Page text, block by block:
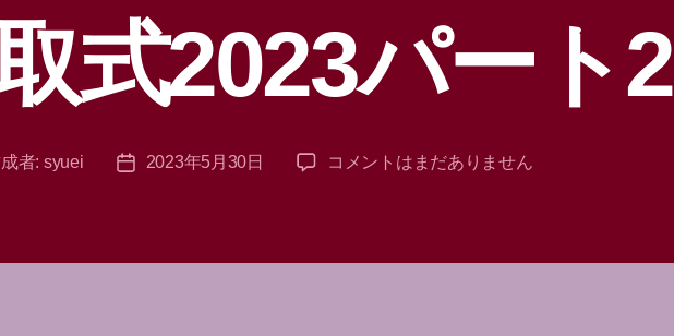
リ
ー
式2023パート2
者: syuei
投
2023年5月30日
準
2023
コメントはまだありません